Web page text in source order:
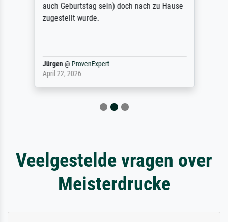
auch Geburtstag sein) doch nach zu Hause
zugestellt wurde.
Jürgen@ ProvenExpert
April 22, 2026
Veelgestelde vragen over
Meisterdrucke